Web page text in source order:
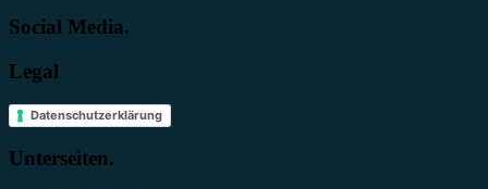
Social Media.
Legal
Datenschutzerklärung
Unterseiten.